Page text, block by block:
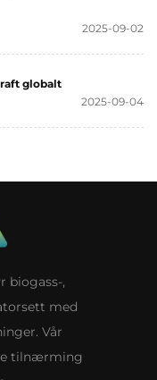
2025-09-02
globalt
2025-09-04
biogass-,
med
Vår
tilnærming